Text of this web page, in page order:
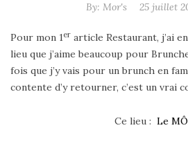
By: Mor's 25 juillet
Pour mon 1er article Restaurant, j’ai
lieu que j’aime beaucoup pour
fois que j’y vais pour un brunch en
contente d’y retourner, c’est un vrai
Ce lieu : Le